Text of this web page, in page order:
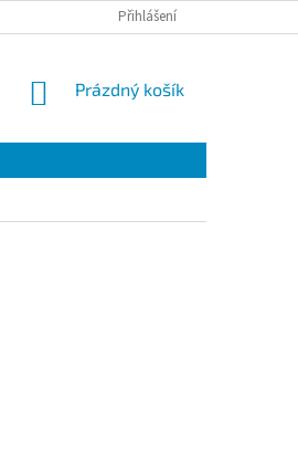
Přihlášení
NÁKUPNÍ
Prázdný košík